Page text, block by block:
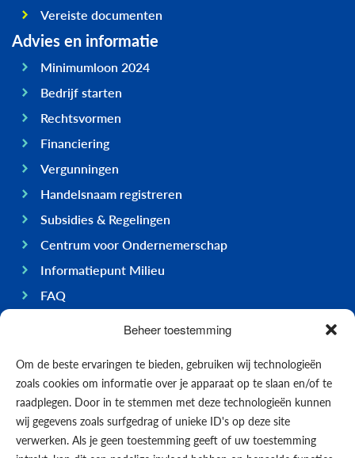
Beheer toestemming
Om de beste ervaringen te bieden, gebruiken wij technologieën
zoals cookies om informatie over je apparaat op te slaan en/of te
raadplegen. Door in te stemmen met deze technologieën kunnen
wij gegevens zoals surfgedrag of unieke ID's op deze site
verwerken. Als je geen toestemming geeft of uw toestemming
Vereiste documenten
Advies en informatie
Minimumloon 2024
Bedrijf starten
Rechtsvormen
Financiering
Vergunningen
Handelsnaam registreren
Subsidies & Regelingen
Centrum voor Ondernemerschap
Informatiepunt Milieu
FAQ
Ondernemen op Bonaire
Economie
Regering
Infrastructuur
Algemeen